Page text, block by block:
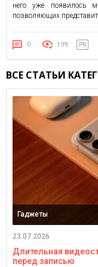
него уже появилось
позволяющих
0 199 PR
ВСЕ СТАТЬИ
Гаджеты
23.07.2026
Длительная
перед записью